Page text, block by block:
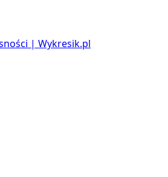
| Wykresik.pl